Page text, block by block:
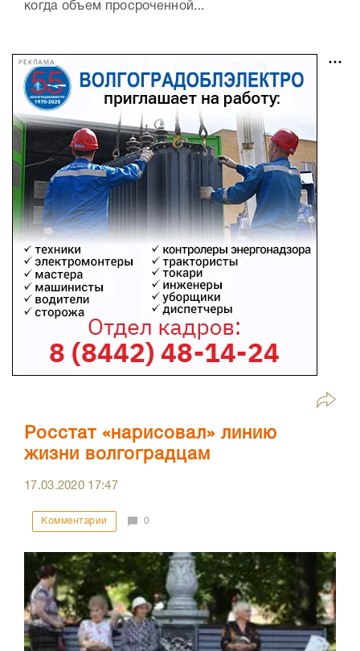
когда объем просроченной...
РЕКЛАМА
Росстат «нарисовал» линию
жизни волгоградцам
17.03.2020 17:47
Комментарии 0